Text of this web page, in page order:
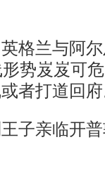
兰与阿尔
势岌岌可
者打道回
亲临开普